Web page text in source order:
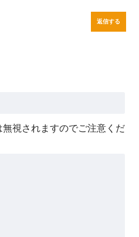
返信する
視されますのでご注意くだ